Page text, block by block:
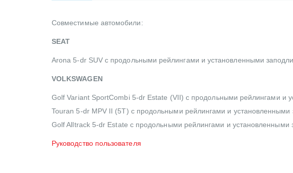
Совместимые автомобили:
SEAT
Arona 5-dr SUV с продольными рейлингами и установленными
VOLKSWAGEN
Golf Variant SportCombi 5-dr Estate (VII) с продольными рейлингами и
Touran 5-dr MPV II (5T) с продольными рейлингами и
Golf Alltrack 5-dr Estate с продольными рейлингами и
Руководство пользователя